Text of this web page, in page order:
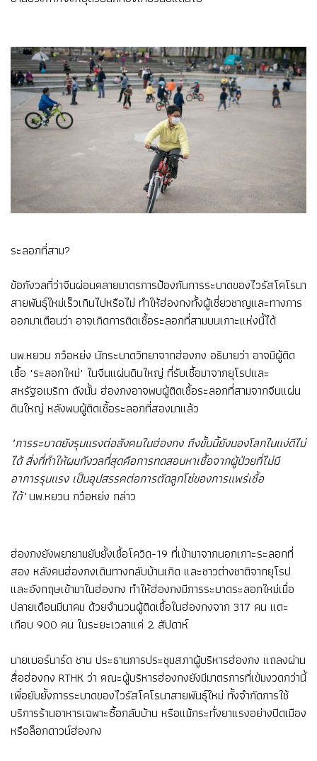
ระลอกที่สาม?
ข้อกังวลที่ว่าจีนผ่อนคลายมาตรการป้องกันการระบาดของไวรัสโคโรนา
สายพันธุ์ใหม่เร็วเกินไปหรือไม่ ทำให้ฮ่องกงทั้งผู้เชี่ยวชาญและทางการ
ออกมาเตือนว่า อาจเกิดการติดเชื้อระลอกที่สามบนเกาะแห่งนี้ได้
นพ.หยวน กว๋อหย่ง นักระบาดวิทยาจากฮ่องกง อธิบายว่า อาจมีผู้ติด
เชื้อ "ระลอกใหม่" ในจีนแผ่นดินใหญ่ ที่รับเชื้อมาจากยุโรปและ
สหรัฐอเมริกา ดังนั้น ฮ่องกงอาจพบผู้ติดเชื้อระลอกที่สามจากจีนแผ่น
ดินใหญ่ หลังพบผู้ติดเชื้อระลอกที่สองมาแล้ว
"การระบาดยังรุนแรงต่อสังคมในฮ่องกง ถึงขั้นนี้ยังมองโลกในแง่ดีไม่
ได้ สิ่งที่ทำให้ผมกังวลที่สุดคือการทดสอบหาเชื้อจากผู้ป่วยที่ไม่มี
อาการรุนแรง เป็นอุปสรรคต่อการตัดลูกโซ่ของการแพร่เชื้อ
ได้"นพ.หยวน กว๋อหย่ง กล่าว
ฮ่องกงยังพยายามยับยั้งเชื้อโควิด-19 ที่เข้ามาจากนอกเกาะระลอกที่
สอง หลังคนฮ่องกงเดินทางกลับบ้านเกิด และชาวต่างชาติจากยุโรป
และอังกฤษเข้ามาในฮ่องกง ทำให้ฮ่องกงมีการระบาดระลอกใหม่เมื่อ
ปลายเดือนมีนาคม ด้วยจำนวนผู้ติดเชื้อในฮ่องกงจาก 317 คน แตะ
เกือบ 900 คน ในระยะเวลาแค่ 2 สัปดาห์
นายเบอร์นาร์ด ชาน ประธานการประชุมสภาผู้บริหารฮ่องกง แถลงผ่าน
สื่อฮ่องกง RTHK ว่า คณะผู้บริหารฮ่องกงยังมีมาตรการที่เข้มงวดกว่านี้
เพื่อยับยั้งการระบาดของไวรัสโคโรนาสายพันธุ์ใหม่ ทั้งจำกัดการใช้
บริการร้านอาหารเฉพาะซื้อกลับบ้าน หรือแม้กระทั่งยาแรงอย่างปิดเมือง
หรือล็อกดาวน์ฮ่องกง